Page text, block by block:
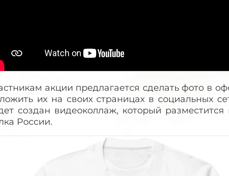
акции предлагается сделать фото в
их на своих страницах в социальных
создан видеоколлаж, который
России.